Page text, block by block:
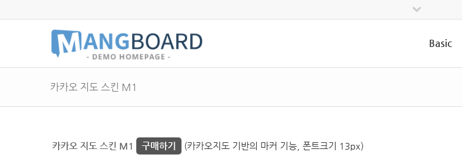
Basic
카카오 지도 스킨 M1
카카오 지도 스킨 M1 구매하기 (카카오지도 기반의 마커 기능, 폰트크기 13px)